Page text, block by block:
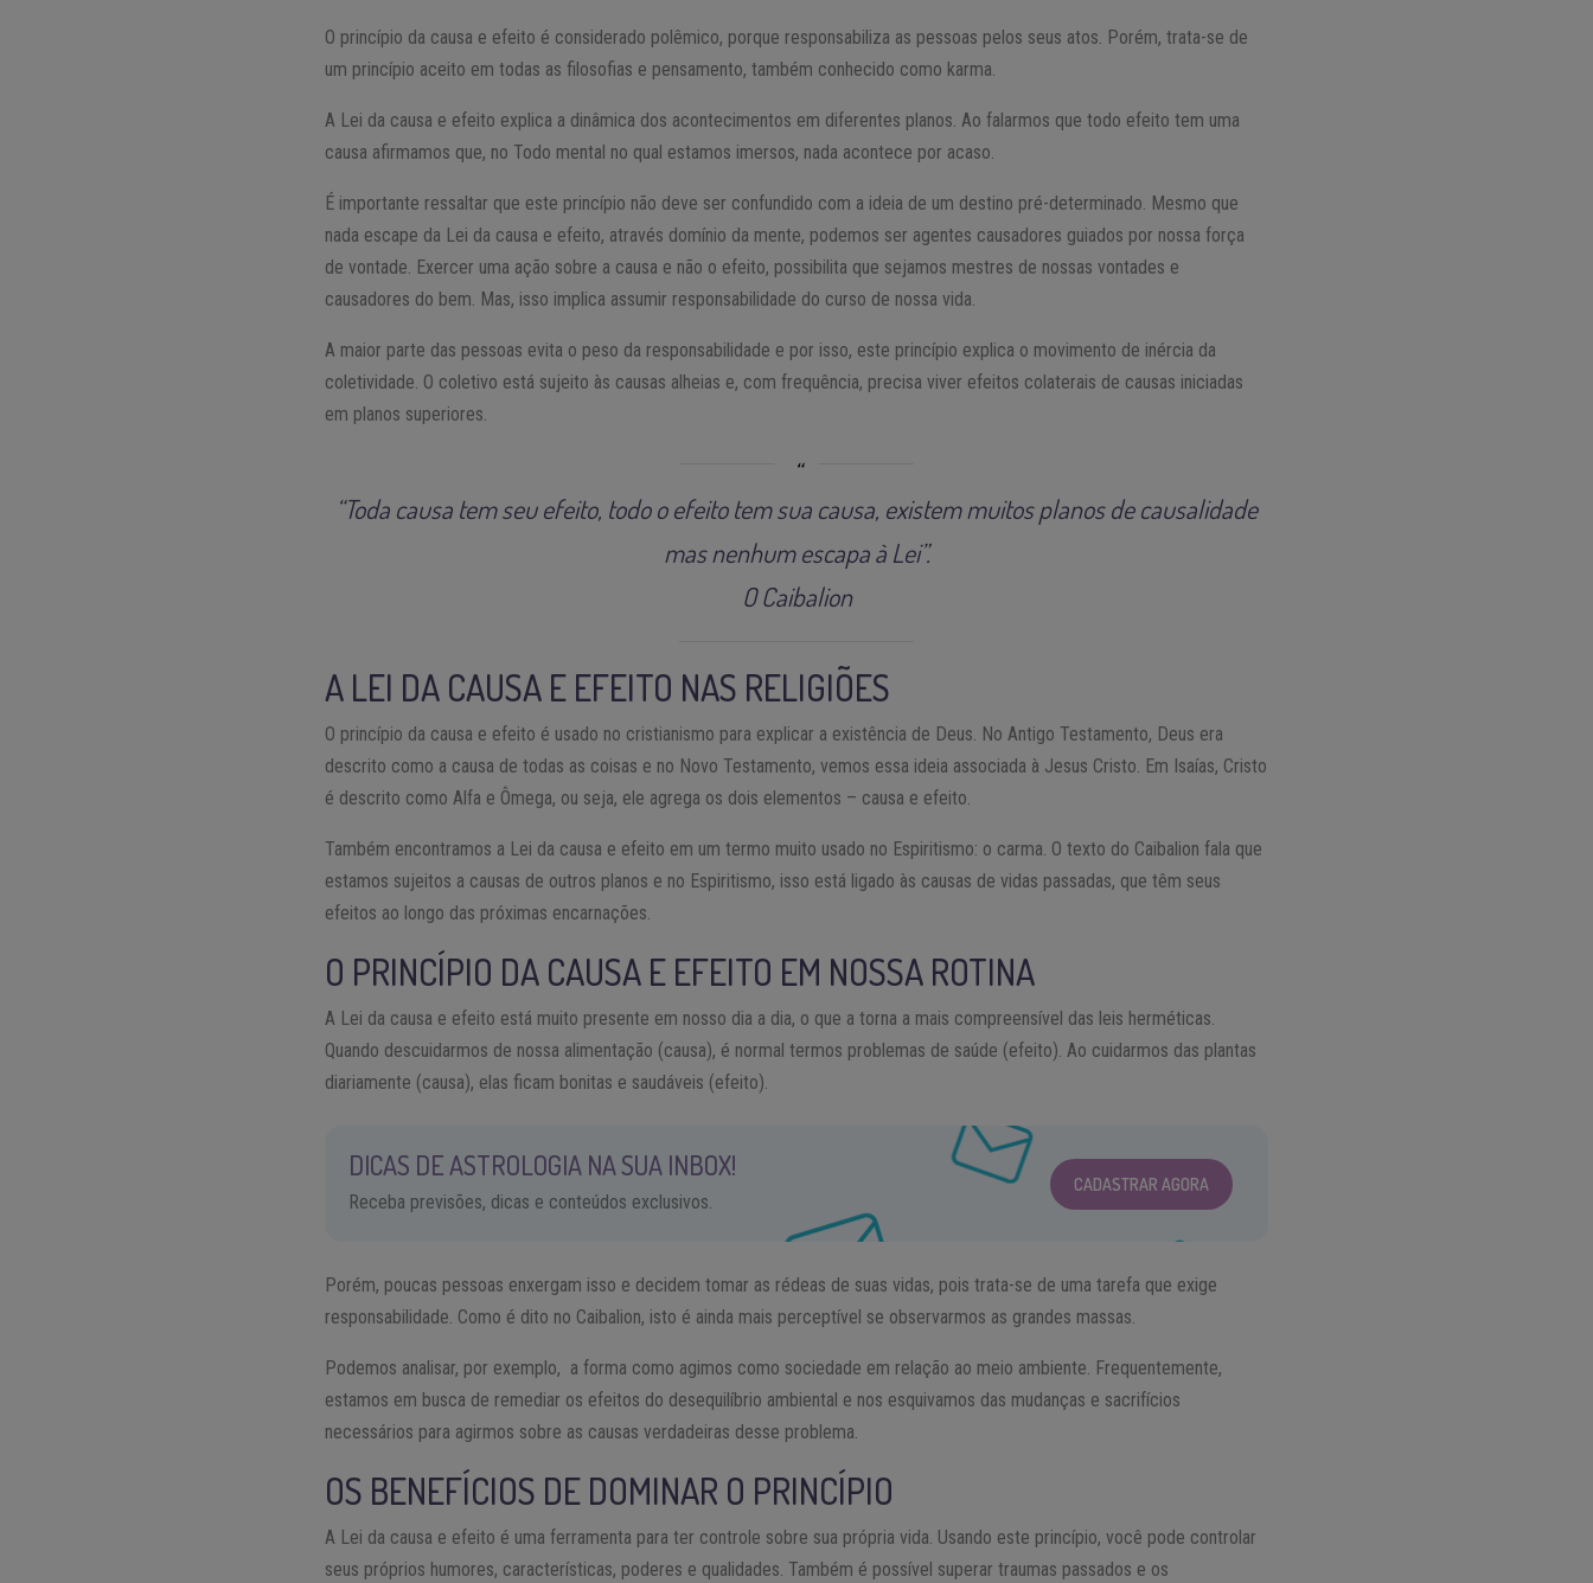
O princípio da causa e efeito é considerado polêmico, porque responsabiliza as pessoas pelos seus atos. Porém, trata-se de
um princípio aceito em todas as filosofias e pensamento, também conhecido como karma.
A Lei da causa e efeito explica a dinâmica dos acontecimentos em diferentes planos. Ao falarmos que todo efeito tem uma
causa afirmamos que, no Todo mental no qual estamos imersos, nada acontece por acaso.
É importante ressaltar que este princípio não deve ser confundido com a ideia de um destino pré-determinado. Mesmo que
nada escape da Lei da causa e efeito, através domínio da mente, podemos ser agentes causadores guiados por nossa força
de vontade. Exercer uma ação sobre a causa e não o efeito, possibilita que sejamos mestres de nossas vontades e
causadores do bem. Mas, isso implica assumir responsabilidade do curso de nossa vida.
A maior parte das pessoas evita o peso da responsabilidade e por isso, este princípio explica o movimento de inércia da
coletividade. O coletivo está sujeito às causas alheias e, com frequência, precisa viver efeitos colaterais de causas iniciadas
em planos superiores.
“Toda causa tem seu efeito, todo o efeito tem sua causa, existem muitos planos de causalidade
mas nenhum escapa à Lei”.
O Caibalion
A LEI DA CAUSA E EFEITO NAS RELIGIÕES
O princípio da causa e efeito é usado no cristianismo para explicar a existência de Deus. No Antigo Testamento, Deus era
descrito como a causa de todas as coisas e no Novo Testamento, vemos essa ideia associada à Jesus Cristo. Em Isaías, Cristo
é descrito como Alfa e Ômega, ou seja, ele agrega os dois elementos – causa e efeito.
Também encontramos a Lei da causa e efeito em um termo muito usado no Espiritismo: o carma. O texto do Caibalion fala que
estamos sujeitos a causas de outros planos e no Espiritismo, isso está ligado às causas de vidas passadas, que têm seus
efeitos ao longo das próximas encarnações.
O PRINCÍPIO DA CAUSA E EFEITO EM NOSSA ROTINA
A Lei da causa e efeito está muito presente em nosso dia a dia, o que a torna a mais compreensível das leis herméticas.
Quando descuidarmos de nossa alimentação (causa), é normal termos problemas de saúde (efeito). Ao cuidarmos das plantas
diariamente (causa), elas ficam bonitas e saudáveis (efeito).
DICAS DE ASTROLOGIA NA SUA INBOX!
Receba previsões, dicas e conteúdos exclusivos.
CADASTRAR AGORA
Porém, poucas pessoas enxergam isso e decidem tomar as rédeas de suas vidas, pois trata-se de uma tarefa que exige
responsabilidade. Como é dito no Caibalion, isto é ainda mais perceptível se observarmos as grandes massas.
Podemos analisar, por exemplo, a forma como agimos como sociedade em relação ao meio ambiente. Frequentemente,
estamos em busca de remediar os efeitos do desequilíbrio ambiental e nos esquivamos das mudanças e sacrifícios
necessários para agirmos sobre as causas verdadeiras desse problema.
OS BENEFÍCIOS DE DOMINAR O PRINCÍPIO
A Lei da causa e efeito é uma ferramenta para ter controle sobre sua própria vida. Usando este princípio, você pode controlar
seus próprios humores, características, poderes e qualidades. Também é possível superar traumas passados e os